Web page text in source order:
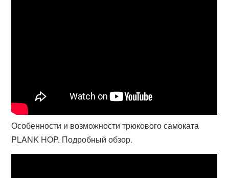
Особенности и возможности трюкового самоката
PLANK HOP. Подробный обзор.